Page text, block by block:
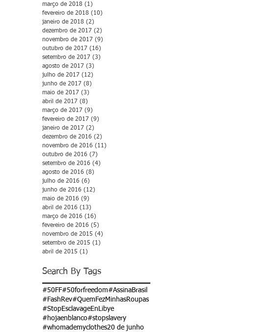
março de 2018 (1)
fevereiro de 2018 (10)
janeiro de 2018 (2)
dezembro de 2017 (2)
novembro de 2017 (9)
outubro de 2017 (16)
setembro de 2017 (3)
agosto de 2017 (3)
julho de 2017 (12)
junho de 2017 (8)
maio de 2017 (3)
abril de 2017 (8)
março de 2017 (9)
fevereiro de 2017 (9)
janeiro de 2017 (2)
dezembro de 2016 (2)
novembro de 2016 (11)
outubro de 2016 (7)
setembro de 2016 (4)
agosto de 2016 (8)
julho de 2016 (6)
junho de 2016 (12)
maio de 2016 (9)
abril de 2016 (13)
março de 2016 (16)
fevereiro de 2016 (5)
novembro de 2015 (4)
setembro de 2015 (1)
abril de 2015 (1)
Search By Tags
#50FF#50forfreedom#AssinaBrasil
#FashRev#QuemFezMinhasRoupas
#StopEsclavageEnLibye
#hojaenblanco#stopslavery
#whomademyclothes20 de junho